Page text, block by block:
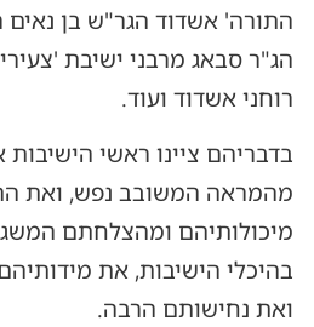
התורה' אשדוד הגר"ש בן
הג"ר סבאג מרבני ישיבת
רוחני אשדוד ועוד.
בדבריהם ציינו ראשי
מהמראה המשובב נפש, ואת
מיכולותיהם ומהצלחתם
בהיכלי הישיבות, את
ואת נחישותם הרבה.